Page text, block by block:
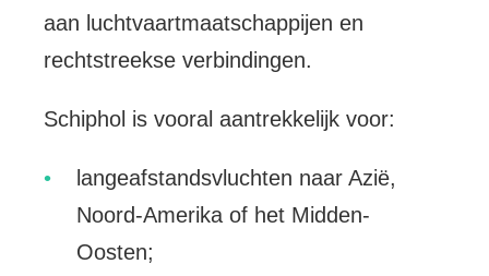
aan luchtvaartmaatschappijen en
rechtstreekse verbindingen.
Schiphol is vooral aantrekkelijk voor:
langeafstandsvluchten naar Azië,
Noord-Amerika of het Midden-
Oosten;